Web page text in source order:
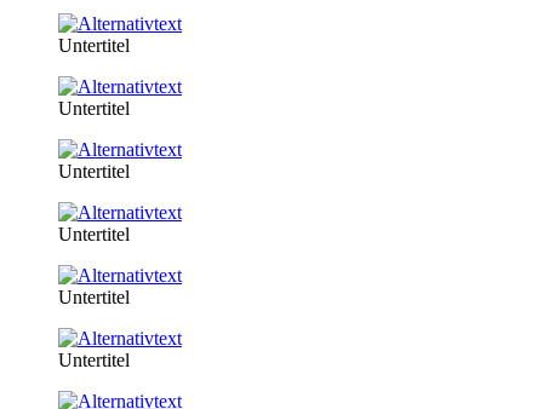
Untertitel
Untertitel
Untertitel
Untertitel
Untertitel
Untertitel